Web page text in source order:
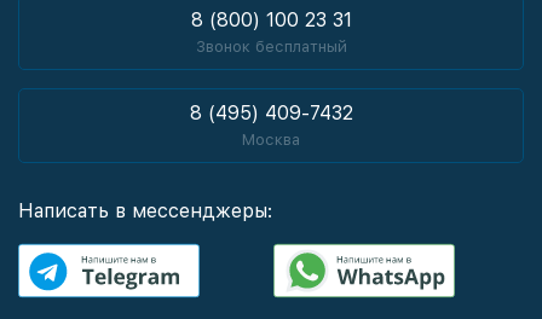
8 (800) 100 23 31
Звонок бесплатный
8 (495) 409-7432
Москва
Написать в мессенджеры: